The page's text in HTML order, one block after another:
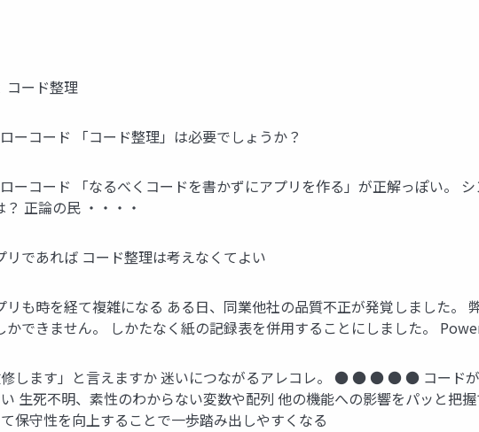
コード整理
ーコード 「コード整理」は必要でしょうか？
ーコード 「なるべくコードを書かずにアプリを作る」が正解っぽい。
正論の民 ・・・・
リであれば コード整理は考えなくてよい
リも時を経て複雑になる ある日、同業他社の品質不正が発覚しました。
かできません。 しかたなく紙の記録表を併用することにしました。
します」と言えますか 迷いにつながるアレコレ。 ● ● ● ● ● コード
生死不明、素性のわからない変数や配列 他の機能への影響をパッと把
保守性を向上することで一歩踏み出しやすくなる